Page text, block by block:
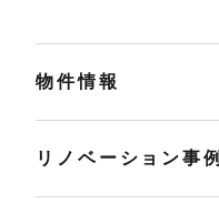
物件情報
リノベーション事例